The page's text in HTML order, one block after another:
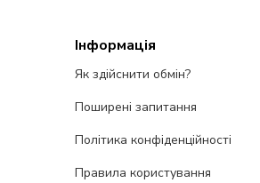
Інформація
Як здійснити обмін?
Поширені запитання
Політика конфіденційності
Правила користування